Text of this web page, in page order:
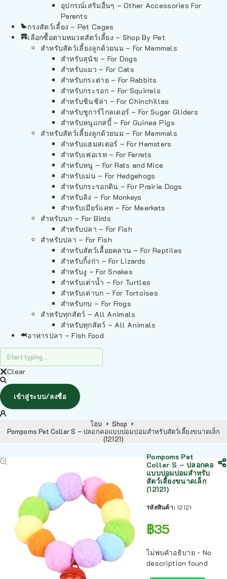
อุปกรณ์เสริมอื่นๆ – Other Accessories For
Parents
กรงสัตว์เลี้ยง – Pet Cages
เลือกซื้อตามหมวดสัตว์เลี้ยง – Shop By Pet
สำหรับสัตว์เลี้ยงลูกด้วยนม – For Mammals
สำหรับสุนัข – For Dogs
สำหรับแมว – For Cats
สำหรับกระต่าย – For Rabbits
สำหรับกระรอก – For Squirrels
สำหรับชินชิล่า – For Chinchillas
สำหรับชูการ์ไกลเดอร์ – For Sugar Gliders
สำหรับหนูแกสบี้ – For Guinea Pigs
สำหรับสัตว์เลี้ยงลูกด้วยนม – For Mammals
สำหรับแฮมสเตอร์ – For Hamsters
สำหรับเฟอเรท – For Ferrets
สำหรับหนู – For Rats and Mice
สำหรับเม่น – For Hedgehogs
สำหรับกระรอกดิน – For Prairie Dogs
สำหรับลิง – For Monkeys
สำหรับเมียร์แคท – For Meerkats
สำหรับนก – For Birds
สำหรับปลา – For Fish
สำหรับปลา – For Fish
สำหรับสัตว์เลื้อยคลาน – For Reptiles
สำหรับกิ้งก่า – For Lizards
สำหรับงู – For Snakes
สำหรับเต่าน้ำ – For Turtles
สำหรับเต่าบก – For Tortoises
สำหรับกบ – For Frogs
สำหรับทุกสัตว์ – All Animals
สำหรับทุกสัตว์ – All Animals
อาหารปลา – Fish Food
Clear
เข้าสู่ระบบ/ลงชื่อ
โฮม
Shop
Pompoms Pet Collar S – ปลอกคอแบบปอมปอมสำหรับสัตว์เลี้ยงขนาดเล็ก
(12121)
Pompoms Pet
Collar S – ปลอกคอ
แบบปอมปอมสำหรับ
สัตว์เลี้ยงขนาดเล็ก
(12121)
รหัสสินค้า:12121
฿35
ไม่พบคำอธิบาย - No
description found